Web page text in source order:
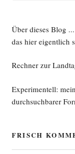
Über dieses Blog
das hier eigentlich
Rechner zur
Experimentell:
durchsuchbarer
FRISCH